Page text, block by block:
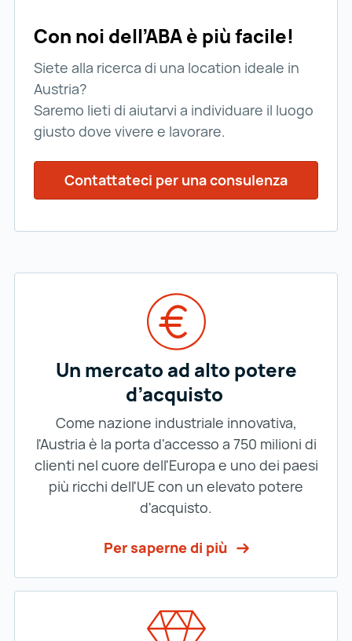
Con noi dell’ABA è più facile!
Siete alla ricerca di una location ideale in
Austria?
Saremo lieti di aiutarvi a individuare il luogo
giusto dove vivere e lavorare.
Contattateci per una consulenza
Un mercato ad alto potere
d’acquisto
Come nazione industriale innovativa,
l'Austria è la porta d'accesso a 750 milioni di
clienti nel cuore dell'Europa e uno dei paesi
più ricchi dell'UE con un elevato potere
d'acquisto.
Per saperne di più